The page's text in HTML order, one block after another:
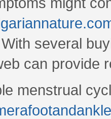
several
can provide
menstrual